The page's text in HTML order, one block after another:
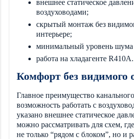
внешнее статическое
воздуховодами;
скрытый монтаж без
интерьере;
минимальный уровень
работа на хладагенте R410A.
Комфорт без видимого
Главное преимущество
возможность работать с
указано внешнее статическое
можно рассматривать для схем,
не только “рядом с блоком”, но и